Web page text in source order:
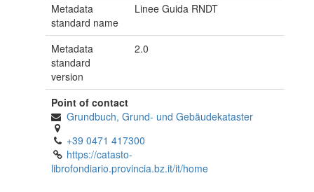
Metadata
standard name
Linee Guida RNDT
Metadata
standard
version
2.0
Point of contact
Grundbuch, Grund- und Gebäudekataster
+39 0471 417300
https://catasto-
librofondiario.provincia.bz.it/it/home